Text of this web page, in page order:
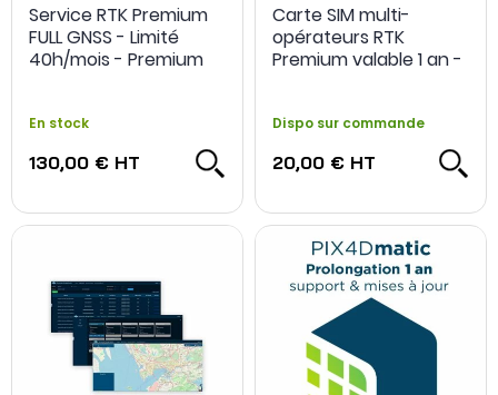
Service RTK Premium
FULL GNSS - Limité
40h/mois - Premium
En stock
130,00 € HT
Carte SIM multi-
opérateurs RTK
Premium valable 1 an -
Dispo sur commande
20,00 € HT